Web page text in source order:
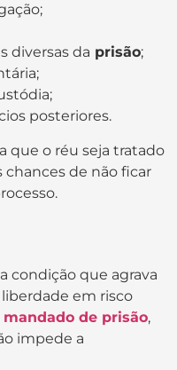
diversas da prisão;
posteriores.
que o réu seja tratado
de não ficar
condição que agrava
liberdade em risco
mandado de prisão,
impede a